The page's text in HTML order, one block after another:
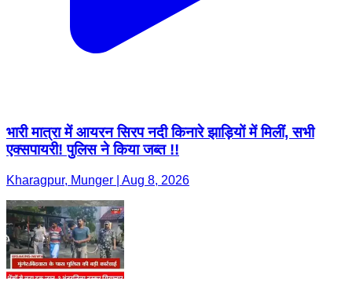
भारी मात्रा में आयरन सिरप नदी किनारे झाड़ियों में मिलीं, सभी
एक्सपायरी! पुलिस ने किया जब्त !!
Kharagpur, Munger | Aug 8, 2026